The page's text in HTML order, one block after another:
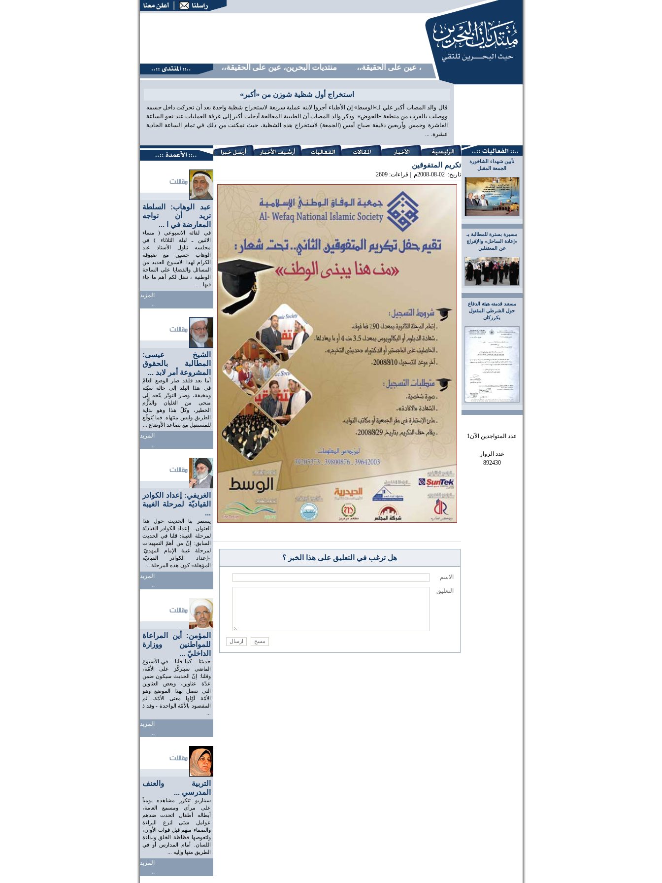
منتديات البحرين، عين على الحقيقة،، منتديات البحرين، عين على الحقيقة،، منتديات البحرين، عين على الحقيقة،، منتديات البحرين، عين على
استخراج أول شظية شوزن من «أكبر»
قال والد المصاب أكبر علي لـ»الوسط» إن الأطباء أجروا لابنه عملية سريعة لاستخراج شظية واحدة بعد أن تحركت داخل جسمه
ووصلت بالقرب من منطقة «الحوض». وذكر والد المصاب أن الطبيبة المعالجة أدخلت أكبر إلى غرفة العمليات عند نحو الساعة
العاشرة وخمس وأربعين دقيقة صباح أمس (الجمعة) لاستخراج هذه الشظية، حيث تمكنت من ذلك في تمام الساعة الحادية
عشرة. ...
تأبين شهداء الشاخورة
الجمعة المقبل
مسيرة بسترة للمطالبة بـ
«إعادة الساحل» والإفراج
عن المعتقلين
مستند قدمته هيئة الدفاع
حول الشرطي المقتول
بكرزكان
عدد المتواجدين الآن1
عدد الزوار
892430
عبد الوهاب: السلطة
تريد أن تواجه
المعارضة في ا ...
في لقائه الاسبوعي ( مساء
الاثنين ـ ليلة الثلاثاء ) في
مجلسه تناول الأستاذ عبد
الوهاب حسين مع ضيوفه
الكرام لهذا الاسبوع العديد من
المسائل والقضايا على الساحة
الوطنية ، ننقل لكم أهم ما جاء
فيها . ...
المزيد
..
الشيخ عيسى:
المطالبة بالحقوق
المشروعة أمر لابد ...
أما بعد فلقد صار الوضع العامّ
في هذا البلد إلى حالة سيّئة
ومخيفة، وصار التوتّر يتّجه إلى
منحى من الغليان والتأزُّم
الخطير، وكلّ هذا وهو بداية
الطريق وليس منتهاه. فما يُتوقّع
للمستقبل مع تصاعد الأوضاع ...
المزيد
..
الغريفي: إعداد الكوادر
القياديّة لمرحلة الغيبة
...
يستمر بنا الحديث حول هذا
العنوان... إعداد الكوادر القياديّة
لمرحلة الغيبة: قلنا في الحديث
السابق: إنّ من أهمّ التمهيدات
لمرحلة غيبة الإمام المهديّ:
«إعداد الكوادر القياديّة
المؤهلة» كون هذه المرحلة ...
المزيد
..
المؤمن: أين المراعاة
للمواطنين ووزارة
الداخليّ ...
حديثنا - كما قلنا - في الأسبوع
الماضي سيتركّز على الأمّة،
وقلنا: إنّ الحديث سيكون ضمن
عدّة عناوين، وبعض العناوين
التي تتصل بهذا الموضع وهو
الأمّة أوّلها معنى الأمّة، ثم
المقصود بالأمّة الواحدة - وقد ذ
المزيد
..
التربية والعنف
المدرسي ...
سيناريو تتكرر مشاهده يومياً
على مرأى ومسمع العامة،
أبطاله أطفال اتحدت ضدهم
عوامل شتى لنزع البراءة
والصفاء منهم قبل فوات الأوان،
ولتعوضها فظاظة الخلق وبذاءة
اللسان. أمام المدارس أو في
الطريق منها وإليه ...
المزيد
..
تكريم المتفوقين
تاريخ: 2008-08-02م | قراءات: 2609
هل ترغب في التعليق على هذا الخبر ؟
الاسم
التعليق